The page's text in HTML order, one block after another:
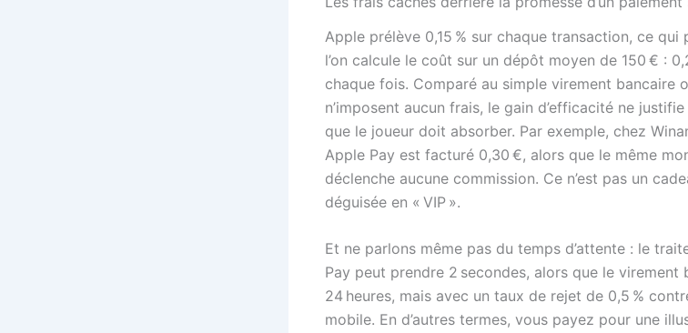
Apple prélève 0,15 % sur chaque transaction, ce qui
l’on calcule le coût sur un dépôt moyen de 150 € :
chaque fois. Comparé au simple virement bancaire
n’imposent aucun frais, le gain d’efficacité ne
que le joueur doit absorber. Par exemple, chez
Apple Pay est facturé 0,30 €, alors que le même
déclenche aucune commission. Ce n’est pas un
déguisée en « VIP ».
Et ne parlons même pas du temps d’attente : le
Pay peut prendre 2 secondes, alors que le virement
24 heures, mais avec un taux de rejet de 0,5 %
mobile. En d’autres termes, vous payez pour une